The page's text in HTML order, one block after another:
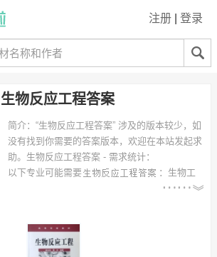
注册 登录
生物反应工程答案
简介： “生物反应工程答案” 涉及的版本较少，如
没有找到你需要的答案版本，欢迎在本站发起求
助。 生物反应工程答案 - 需求统计：
以下专业可能需要
：生物工
程与工艺、制药工程、shengwu、wuli、软件工
力学、外语专业、机械工程及自动化 等专业。
学、湖南大学、西南科技大学、江苏科技大学、
工大学、淮阴工学院、佛山大学 等。